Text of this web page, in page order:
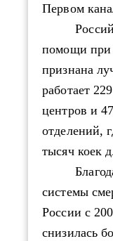
Первом
помощи при
признана
работает
центров и
отделений,
тысяч коек
системыс
России с
снизилась